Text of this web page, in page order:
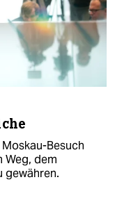
Besuch
Weg, dem
gewähren.